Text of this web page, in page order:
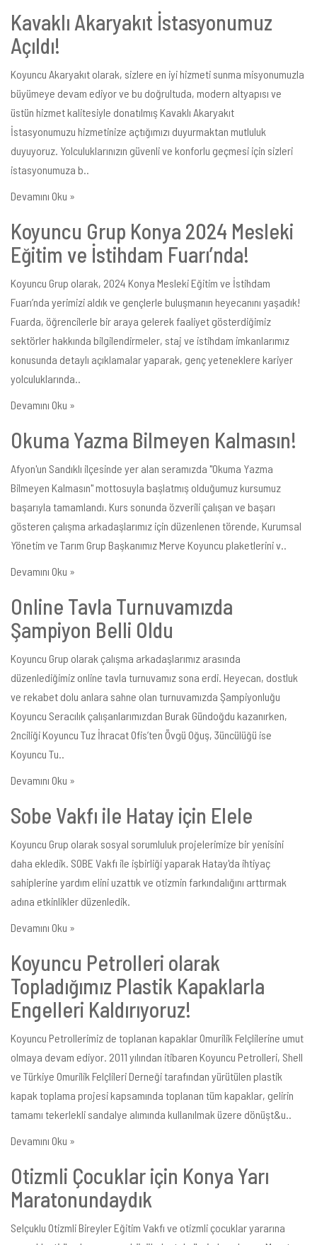
Kavaklı Akaryakıt İstasyonumuz
Açıldı!
Koyuncu Akaryakıt olarak, sizlere en iyi hizmeti sunma misyonumuzla
büyümeye devam ediyor ve bu doğrultuda, modern altyapısı ve
üstün hizmet kalitesiyle donatılmış Kavaklı Akaryakıt
İstasyonumuzu hizmetinize açtığımızı duyurmaktan mutluluk
duyuyoruz. Yolculuklarınızın güvenli ve konforlu geçmesi için sizleri
istasyonumuza b..
Devamını Oku »
Koyuncu Grup Konya 2024 Mesleki
Eğitim ve İstihdam Fuarı’nda!
Koyuncu Grup olarak, 2024 Konya Mesleki Eğitim ve İstihdam
Fuarı’nda yerimizi aldık ve gençlerle buluşmanın heyecanını yaşadık!
Fuarda, öğrencilerle bir araya gelerek faaliyet gösterdiğimiz
sektörler hakkında bilgilendirmeler, staj ve istihdam imkanlarımız
konusunda detaylı açıklamalar yaparak, genç yeteneklere kariyer
yolculuklarında..
Devamını Oku »
Okuma Yazma Bilmeyen Kalmasın!
Afyon'un Sandıklı ilçesinde yer alan seramızda "Okuma Yazma
Bilmeyen Kalmasın" mottosuyla başlatmış olduğumuz kursumuz
başarıyla tamamlandı. Kurs sonunda özverili çalışan ve başarı
gösteren çalışma arkadaşlarımız için düzenlenen törende, Kurumsal
Yönetim ve Tarım Grup Başkanımız Merve Koyuncu plaketlerini v..
Devamını Oku »
Online Tavla Turnuvamızda
Şampiyon Belli Oldu
Koyuncu Grup olarak çalışma arkadaşlarımız arasında
düzenlediğimiz online tavla turnuvamız sona erdi. Heyecan, dostluk
ve rekabet dolu anlara sahne olan turnuvamızda Şampiyonluğu
Koyuncu Seracılık çalışanlarımızdan Burak Gündoğdu kazanırken,
2nciliği Koyuncu Tuz İhracat Ofis’ten Övgü Oğuş, 3üncülüğü ise
Koyuncu Tu..
Devamını Oku »
Sobe Vakfı ile Hatay için Elele
Koyuncu Grup olarak sosyal sorumluluk projelerimize bir yenisini
daha ekledik. SOBE Vakfı ile işbirliği yaparak Hatay'da ihtiyaç
sahiplerine yardım elini uzattık ve otizmin farkındalığını arttırmak
adına etkinlikler düzenledik.
Devamını Oku »
Koyuncu Petrolleri olarak
Topladığımız Plastik Kapaklarla
Engelleri Kaldırıyoruz!
Koyuncu Petrollerimiz de toplanan kapaklar Omurilik Felçlilerine umut
olmaya devam ediyor. 2011 yılından itibaren Koyuncu Petrolleri, Shell
ve Türkiye Omurilik Felçlileri Derneği tarafından yürütülen plastik
kapak toplama projesi kapsamında toplanan tüm kapaklar, gelirin
tamamı tekerlekli sandalye alımında kullanılmak üzere dönüşt&u..
Devamını Oku »
Otizmli Çocuklar için Konya Yarı
Maratonundaydık
Selçuklu Otizmli Bireyler Eğitim Vakfı ve otizmli çocuklar yararına